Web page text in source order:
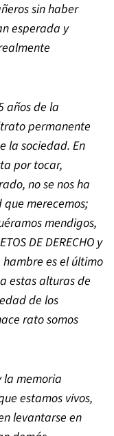
sin haber
esperada y
años de la
permanente
la sociedad. En
por tocar,
no se nos ha
merecemos;
mendigos,
DE DERECHO y
es el último
estas alturas de
de los
rato somos
la memoria
estamos vivos,
levantarse en